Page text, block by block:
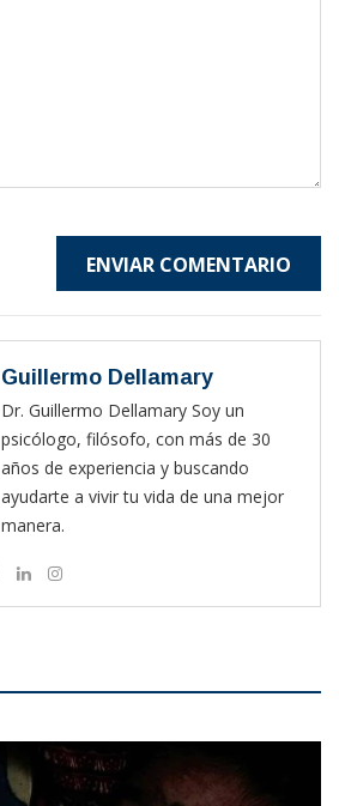
ENVIAR COMENTARIO
Guillermo Dellamary
Dr. Guillermo Dellamary Soy un
psicólogo, filósofo, con más de 30
años de experiencia y buscando
ayudarte a vivir tu vida de una mejor
manera.